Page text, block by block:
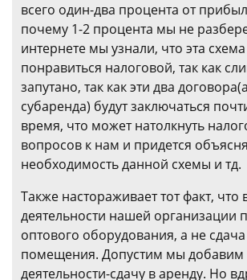
всего один-два процента от
почему 1-2 процента мы не
интернете мы узнали, что эта
понравиться налоговой, так как
запутано, так как эти два
субаренда) будут заключаться
время, что может натолкнуть
вопросов к нам и придется
необходимость данной схемы и тд.
Также настораживает тот факт, что
деятельности нашей организации
оптового оборудования, а не
помещения. Допустим мы
деятельности-сдачу в аренду. Но